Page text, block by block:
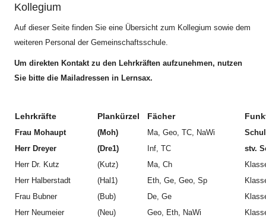
Kollegium
Auf dieser Seite finden Sie eine Übersicht zum Kollegium sowie dem
weiteren Personal der Gemeinschaftsschule.
Um direkten Kontakt zu den Lehrkräften aufzunehmen, nutzen
Sie bitte die Mailadressen in Lernsax.
Lehrkräfte Plankürzel Fächer
Frau Mohaupt (Moh) Ma, Geo, TC, NaWi
Herr Dreyer
(Dre1) Inf, TC
stv.
Herr Dr. Kutz
(Kutz) Ma, Ch
Herr Halberstadt
(Hal1) Eth, Ge, Geo, Sp
Frau Bubner
(Bub) De, Ge
Herr Neumeier
(Neu) Geo, Eth, NaWi